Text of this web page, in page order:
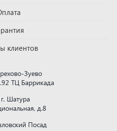
клиентов
Зуево
ТЦ Баррикада
Шатура
д.8
Посад